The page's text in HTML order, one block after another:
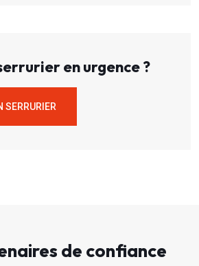
en urgence ?
SERRURIER
de confiance